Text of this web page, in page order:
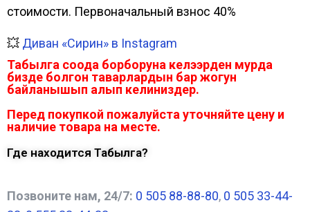
стоимости. Первоначальный взнос 40%
💥 Диван «Сирин» в Instagram
Табылга соода борборуна келээрден мурда
бизде болгон таварлардын бар жогун
байланышып алып келиниздер.
Перед покупкой пожалуйста уточняйте цену и
наличие товара на месте.
Где находится Табылга?
Позвоните нам, 24/7: 0 505 88-88-80, 0 505 33-44-